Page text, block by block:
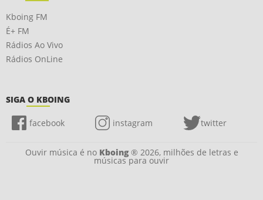
Kboing FM
É+ FM
Rádios Ao Vivo
Rádios OnLine
SIGA O KBOING
facebook instagram twitter
Ouvir música é no Kboing® 2026, milhões de letras e
músicas para ouvir